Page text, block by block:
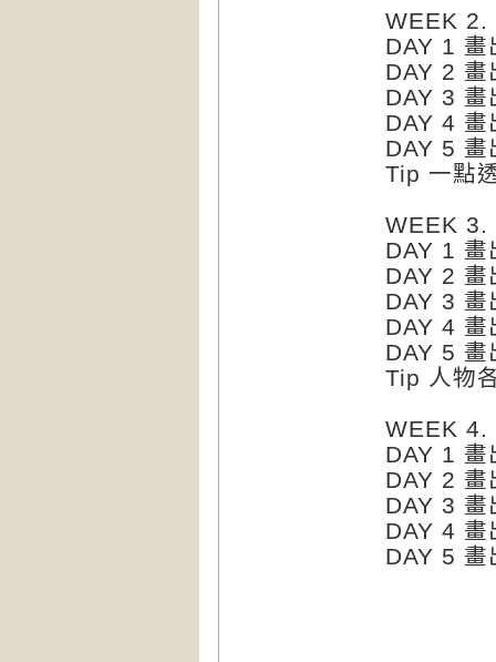
WEEK 2.
DAY 1 畫
DAY 2 畫
DAY 3 畫
DAY 4 畫
DAY 5 畫
Tip 一點
WEEK 3.
DAY 1 畫
DAY 2 畫
DAY 3 畫
DAY 4 畫
DAY 5 畫
Tip 人物
WEEK 4.
DAY 1 畫
DAY 2 畫
DAY 3 畫
DAY 4 畫
DAY 5 畫